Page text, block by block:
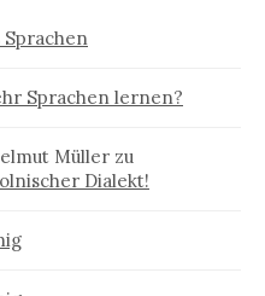
Sprachen lernen?
Müller zu
Dialekt!